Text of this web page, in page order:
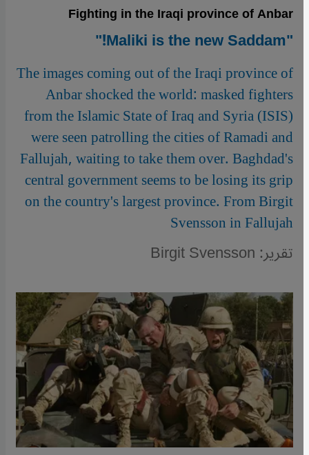
Fighting in the Iraqi province of Anbar
"Maliki is the new Saddam!"
The images coming out of the Iraqi province of
Anbar shocked the world: masked fighters
from the Islamic State of Iraq and Syria (ISIS)
were seen patrolling the cities of Ramadi and
Fallujah, waiting to take them over. Baghdad's
central government seems to be losing its grip
on the country's largest province. From Birgit
Svensson in Fallujah
تقرير: Birgit Svensson